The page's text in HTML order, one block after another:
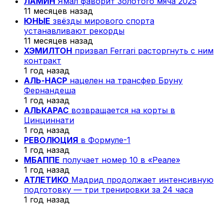
11 месяцев назад
ЮНЫЕ звёзды мирового спорта
устанавливают рекорды
11 месяцев назад
ХЭМИЛТОН призвал Ferrari расторгнуть с ним
контракт
1 год назад
АЛЬ-НАСР нацелен на трансфер Бруну
Фернандеша
1 год назад
АЛЬКАРАС возвращается на корты в
Цинциннати
1 год назад
РЕВОЛЮЦИЯ в Формуле-1
1 год назад
МБАППЕ получает номер 10 в «Реале»
1 год назад
АТЛЕТИКО Мадрид продолжает интенсивную
подготовку — три тренировки за 24 часа
1 год назад